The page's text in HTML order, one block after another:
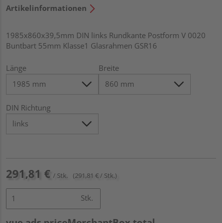
Artikelinformationen
1985x860x39,5mm DIN links Rundkante Postform V 0020
Buntbart 55mm Klasse1 Glasrahmen GSR16
Länge Breite
DIN Richtung
291,81 € / Stk. (291,81 € / Stk.)
Stk.